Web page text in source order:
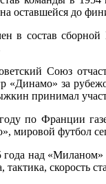
оставшейся до
в состав
Союз
«Динамо» за
принимал
по Франции
мировой футбол
над
тактика,